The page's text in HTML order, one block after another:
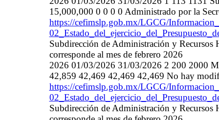
15,000,000 0 0 0 0 Administrado por la
https://cefimslp.gob.mx/LGCG/
Subdirección de Administración y Recursos
corresponde al mes de febrero 2026
2026 01/03/2026 31/03/2026 2 200 2000
42,859 42,469 42,469 42,469 No hay
https://cefimslp.gob.mx/LGCG/
Subdirección de Administración y Recursos